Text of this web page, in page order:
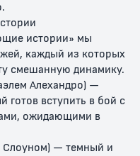
Звездные войны: Империя
удар
истории» мы
каждый из которых
смешанную динамику.
Алехандро) —
вступить в бой с
ожидающими в
Слоуном) — темный и